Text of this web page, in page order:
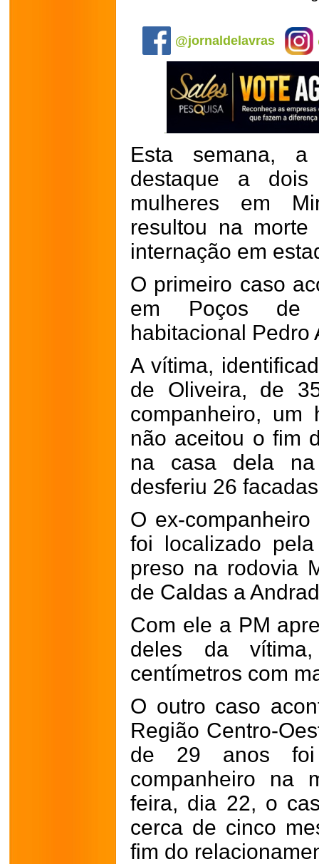
@jornaldelavras
Esta semana, a
destaque a
mulheres em
resultou na
internação em
O primeiro caso
em Poços de
habitacional Pedro
A vítima,
de Oliveira, de
companheiro,
não aceitou o fim
na casa dela
desferiu 26
O ex-
foi localizado
preso na rodovia
de Caldas a
Com ele a PM
deles da
centímetros com
O outro caso
Região Centro-
de 29 anos foi
companheiro na
feira, dia 22, o
cerca de cinco
fim do